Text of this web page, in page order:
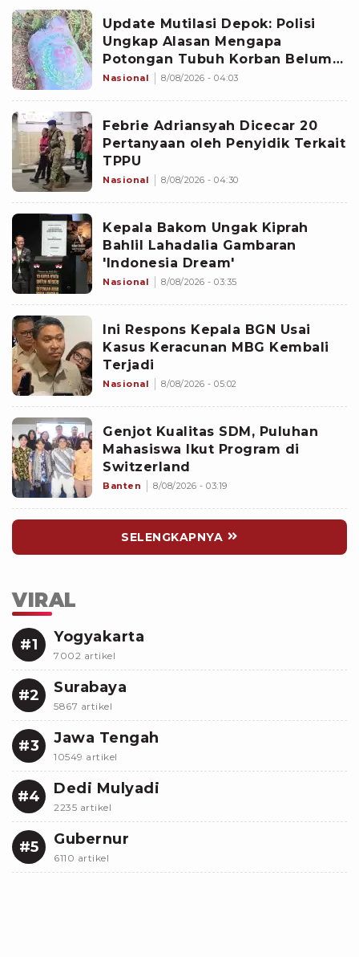
Update Mutilasi Depok: Polisi
Ungkap Alasan Mengapa
Potongan Tubuh Korban Belum
Juga Ditemukan
Nasional 8/08/2026 - 04:03
Febrie Adriansyah Dicecar 20
Pertanyaan oleh Penyidik Terkait
TPPU
Nasional 8/08/2026 - 04:30
Kepala Bakom Ungak Kiprah
Bahlil Lahadalia Gambaran
'Indonesia Dream'
Nasional 8/08/2026 - 03:35
Ini Respons Kepala BGN Usai
Kasus Keracunan MBG Kembali
Terjadi
Nasional 8/08/2026 - 05:02
Genjot Kualitas SDM, Puluhan
Mahasiswa Ikut Program di
Switzerland
Banten 8/08/2026 - 03:19
SELENGKAPNYA
VIRAL
#1 Yogyakarta
7002 artikel
#2 Surabaya
5867 artikel
#3 Jawa Tengah
10549 artikel
#4 Dedi Mulyadi
2235 artikel
#5 Gubernur
6110 artikel